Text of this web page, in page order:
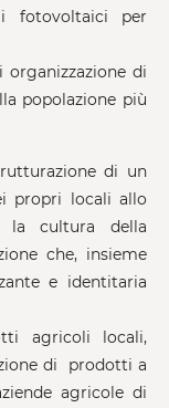
fotovoltaici per
di
popolazione più
di un
propri locali allo
la cultura della
che, insieme
e identitaria
agricoli locali,
di prodotti a
agricole di